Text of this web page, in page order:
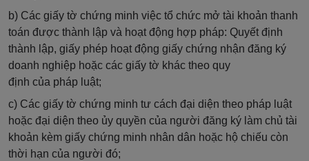
b) Các giấy tờ chứng minh việc tổ chức mở tài khoản thanh
toán được thành lập và hoạt động hợp pháp: Quyết định
thành lập, giấy phép hoạt động giấy chứng nhận đăng ký
doanh nghiệp hoặc các giấy tờ khác theo quy
định của pháp luật;
c) Các giấy tờ chứng minh tư cách đại diện theo pháp luật
hoặc đại diện theo ủy quyền của người đăng ký làm chủ tài
khoản kèm giấy chứng minh nhân dân hoặc hộ chiếu còn
thời hạn của người đó;